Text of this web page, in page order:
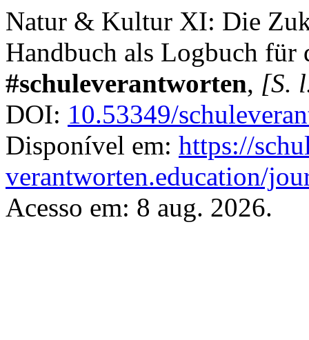
Natur & Kultur XI: Die
Handbuch als Logbuch für
#schuleverantworten, [S.
DOI: 10.53349/
Disponível em: https://
verantworten.education/
Acesso em: 8 aug. 2026.